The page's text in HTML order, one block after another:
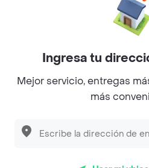
©2026Rappi Inc. All
Ingresa tu
Mejor servicio, entregas
más